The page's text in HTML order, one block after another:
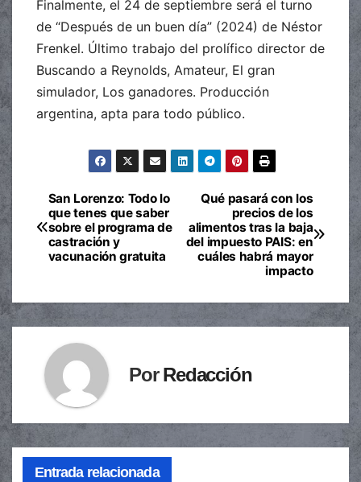
Finalmente, el 24 de septiembre será el turno
de “Después de un buen día” (2024) de Néstor
Frenkel. Último trabajo del prolífico director de
Buscando a Reynolds, Amateur, El gran
simulador, Los ganadores. Producción
argentina, apta para todo público.
Navegación
de
entradas
Qué pasará con los
precios de los
alimentos tras la baja
del impuesto PAIS: en
cuáles habrá mayor
impacto
San Lorenzo: Todo lo
que tenes que saber
sobre el programa de
castración y
vacunación gratuita
PorRedacción
Entrada relacionada